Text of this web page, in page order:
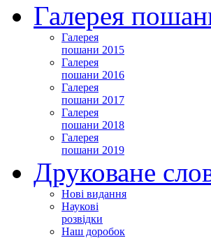
Галерея
Галерея
пошани 2015
Галерея
пошани 2016
Галерея
пошани 2017
Галерея
пошани 2018
Галерея
пошани 2019
Друковане
Нові видання
Наукові
розвідки
Наш доробок